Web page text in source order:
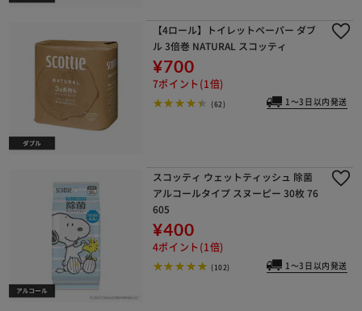
【4ロール】トイレットペーパー ダブ
ル 3倍巻 NATURAL スコッティ
¥700
7ポイント(1倍)
(62) 1～3日以内発送
スコッティ ウェットティッシュ 除菌
アルコールタイプ スヌーピー 30枚 76
605
¥400
4ポイント(1倍)
(102) 1～3日以内発送